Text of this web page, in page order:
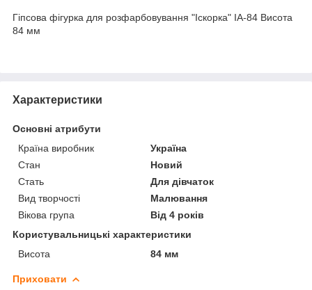
Гіпсова фігурка для розфарбовування "Іскорка" ІА-84 Висота
84 мм
Характеристики
Основні атрибути
Країна виробник
Україна
Стан
Новий
Стать
Для дівчаток
Вид творчості
Малювання
Вікова група
Від 4 років
Користувальницькі характеристики
Висота
84 мм
Приховати